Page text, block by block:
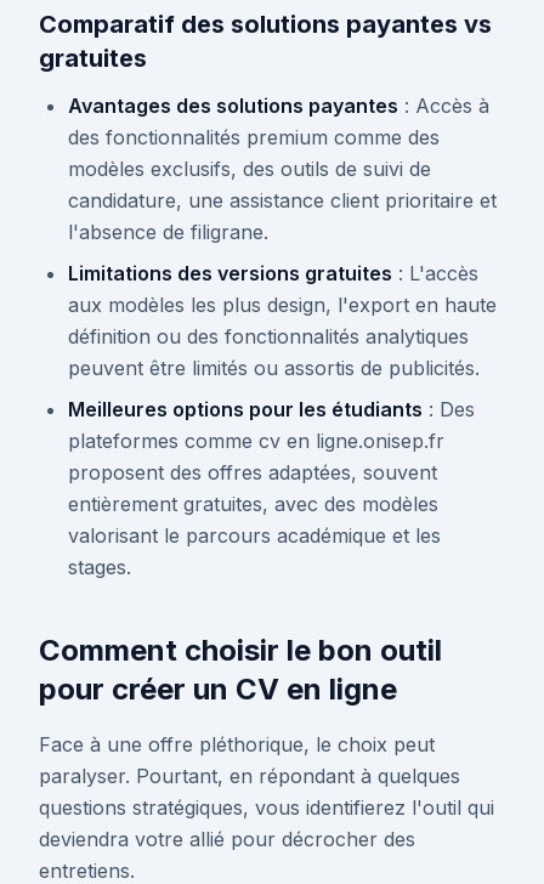
Comparatif des solutions payantes vs
gratuites
Avantages des solutions payantes : Accès à
des fonctionnalités premium comme des
modèles exclusifs, des outils de suivi de
candidature, une assistance client prioritaire et
l'absence de filigrane.
Limitations des versions gratuites : L'accès
aux modèles les plus design, l'export en haute
définition ou des fonctionnalités analytiques
peuvent être limités ou assortis de publicités.
Meilleures options pour les étudiants : Des
plateformes comme cv en ligne.onisep.fr
proposent des offres adaptées, souvent
entièrement gratuites, avec des modèles
valorisant le parcours académique et les
stages.
Comment choisir le bon outil
pour créer un CV en ligne
Face à une offre pléthorique, le choix peut
paralyser. Pourtant, en répondant à quelques
questions stratégiques, vous identifierez l'outil qui
deviendra votre allié pour décrocher des
entretiens.